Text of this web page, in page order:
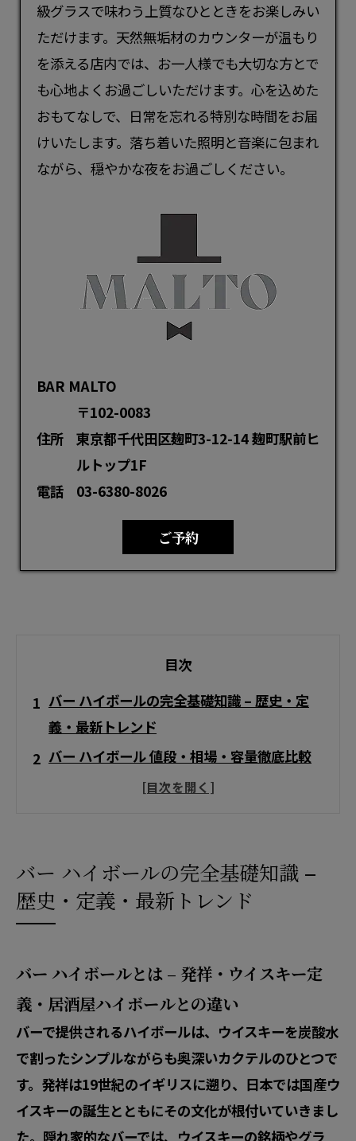
級グラスで味わう上質なひとときをお楽しみい
ただけます。天然無垢材のカウンターが温もり
を添える店内では、お一人様でも大切な方とで
も心地よくお過ごしいただけます。心を込めた
おもてなしで、日常を忘れる特別な時間をお届
けいたします。落ち着いた照明と音楽に包まれ
ながら、穏やかな夜をお過ごしください。
BAR MALTO
住所
〒102-0083
東京都千代田区麹町3-12-14 麹町駅前ヒ
ルトップ1F
電話
03-6380-8026
ご予約
目次
バー ハイボールの完全基礎知識 – 歴史・定
義・最新トレンド
バー ハイボール 値段・相場・容量徹底比較
バー ハイボール 作り方 – プロバーテンダー
ロおすすめ組み合わせ
アクセス
バー ハイボールの完全基礎知識 –
歴史・定義・最新トレンド
バー ハイボールとは – 発祥・ウイスキー定
義・居酒屋ハイボールとの違い
バーで提供されるハイボールは、ウイスキーを炭酸水
で割ったシンプルながらも奥深いカクテルのひとつで
す。発祥は19世紀のイギリスに遡り、日本では国産ウ
イスキーの誕生とともにその文化が根付いていきまし
た。隠れ家的なバーでは、ウイスキーの銘柄やグラ